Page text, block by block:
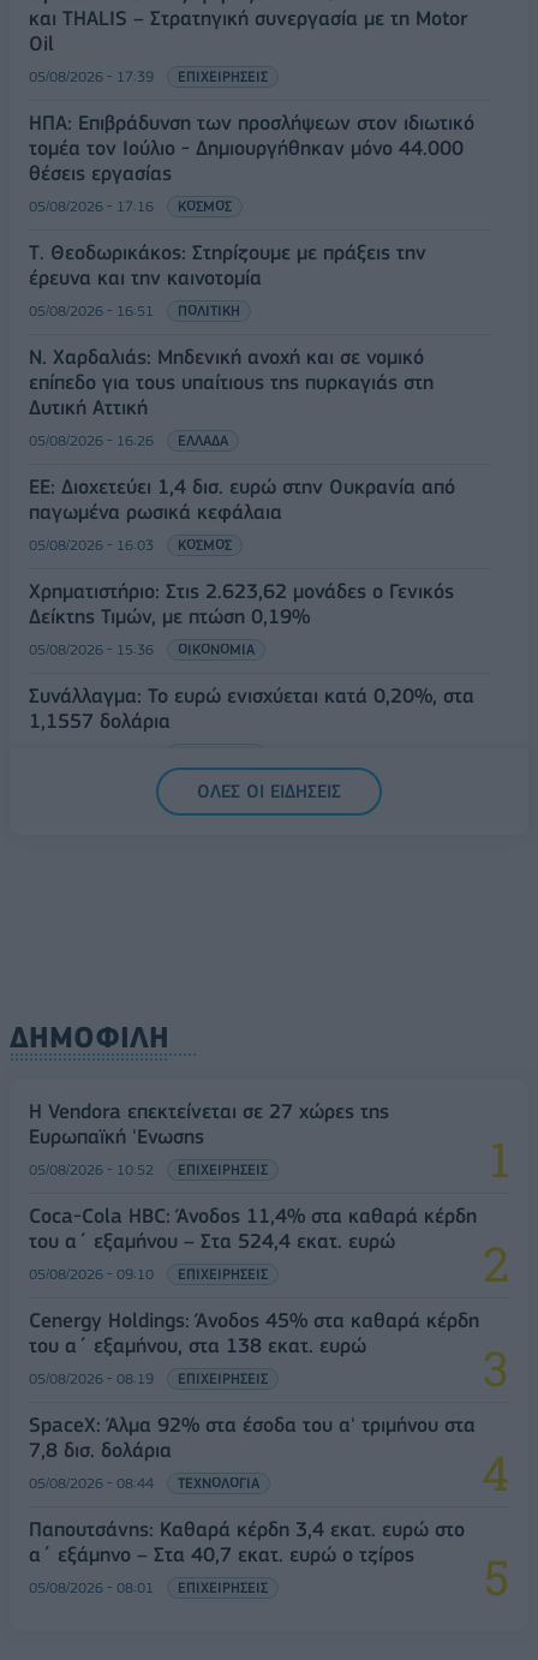
και THALIS – Στρατηγική συνεργασία με τη Motor
Oil
05/08/2026 - 17:39 ΕΠΙΧΕΙΡΗΣΕΙΣ
ΗΠΑ: Επιβράδυνση των προσλήψεων στον ιδιωτικό
τομέα τον Ιούλιο - Δημιουργήθηκαν μόνο 44.000
θέσεις εργασίας
05/08/2026 - 17:16 ΚΟΣΜΟΣ
Τ. Θεοδωρικάκος: Στηρίζουμε με πράξεις την
έρευνα και την καινοτομία
05/08/2026 - 16:51 ΠΟΛΙΤΙΚΗ
Ν. Χαρδαλιάς: Μηδενική ανοχή και σε νομικό
επίπεδο για τους υπαίτιους της πυρκαγιάς στη
Δυτική Αττική
05/08/2026 - 16:26 ΕΛΛΑΔΑ
ΕΕ: Διοχετεύει 1,4 δισ. ευρώ στην Ουκρανία από
παγωμένα ρωσικά κεφάλαια
05/08/2026 - 16:03 ΚΟΣΜΟΣ
Χρηματιστήριο: Στις 2.623,62 μονάδες ο Γενικός
Δείκτης Τιμών, με πτώση 0,19%
05/08/2026 - 15:36 ΟΙΚΟΝΟΜΙΑ
Συνάλλαγμα: Το ευρώ ενισχύεται κατά 0,20%, στα
1,1557 δολάρια
ΟΛΕΣ ΟΙ ΕΙΔΗΣΕΙΣ
ΔΗΜΟΦΙΛΗ
Η Vendora επεκτείνεται σε 27 χώρες της
Ευρωπαϊκή 'Ενωσης
05/08/2026 - 10:52 ΕΠΙΧΕΙΡΗΣΕΙΣ
Coca-Cola HBC: Άνοδος 11,4% στα καθαρά κέρδη
του α΄ εξαμήνου – Στα 524,4 εκατ. ευρώ
05/08/2026 - 09:10 ΕΠΙΧΕΙΡΗΣΕΙΣ
Cenergy Holdings: Άνοδος 45% στα καθαρά κέρδη
του α΄ εξαμήνου, στα 138 εκατ. ευρώ
05/08/2026 - 08:19 ΕΠΙΧΕΙΡΗΣΕΙΣ
SpaceX: Άλμα 92% στα έσοδα του α' τριμήνου στα
7,8 δισ. δολάρια
05/08/2026 - 08:44 ΤΕΧΝΟΛΟΓΙΑ
Παπουτσάνης: Καθαρά κέρδη 3,4 εκατ. ευρώ στο
α΄ εξάμηνο – Στα 40,7 εκατ. ευρώ ο τζίρος
05/08/2026 - 08:01 ΕΠΙΧΕΙΡΗΣΕΙΣ